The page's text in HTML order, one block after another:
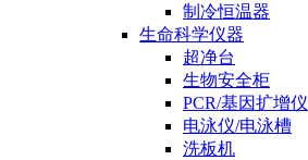
制冷恒温器
生命科学仪器
超净台
生物安全柜
PCR/基因扩增仪
电泳仪/电泳槽
洗板机